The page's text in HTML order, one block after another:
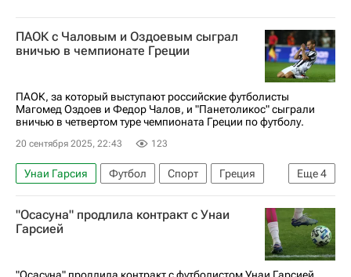
ПАОК с Чаловым и Оздоевым сыграл
вничью в чемпионате Греции
ПАОК, за который выступают российские футболисты
Магомед Оздоев и Федор Чалов, и "Панетоликос" сыграли
вничью в четвертом туре чемпионата Греции по футболу.
20 сентября 2025, 22:43 123
Еще4
Унаи Гарсия Футбол Спорт
Греция
Салоники
Магомед Оздоев
ПАОК
Федор Чалов
"Осасуна" продлила контракт с Унаи
Гарсией